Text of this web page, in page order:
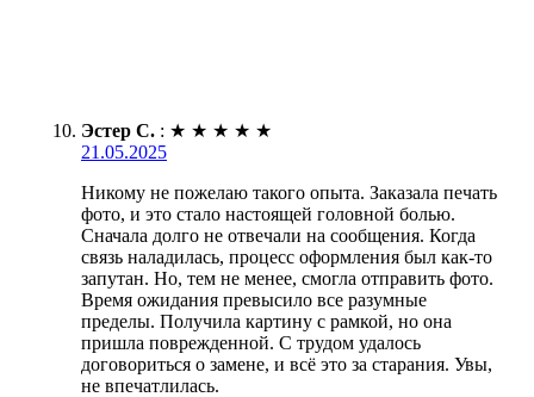
Эстер С. : ★ ★ ★ ★ ★
21.05.2025
Никому не пожелаю такого опыта. Заказала печать
фото, и это стало настоящей головной болью.
Сначала долго не отвечали на сообщения. Когда
связь наладилась, процесс оформления был как-то
запутан. Но, тем не менее, смогла отправить фото.
Время ожидания превысило все разумные
пределы. Получила картину с рамкой, но она
пришла поврежденной. С трудом удалось
договориться о замене, и всё это за старания. Увы,
не впечатлилась.